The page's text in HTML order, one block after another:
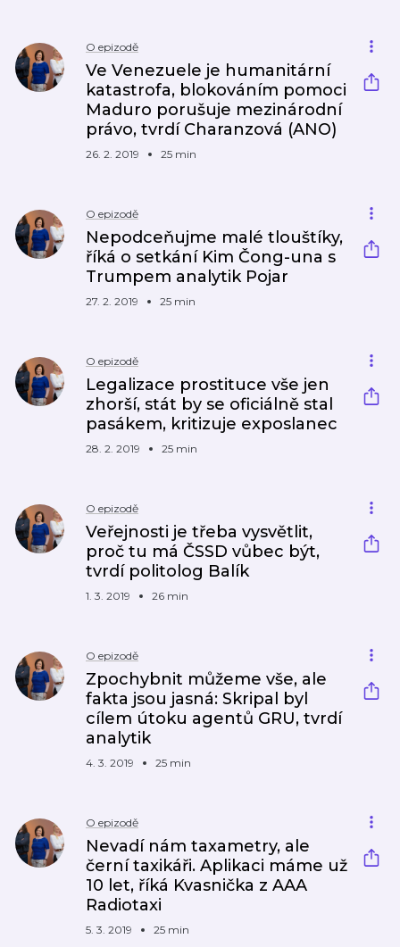
O epizodě
Ve Venezuele je humanitární
katastrofa, blokováním pomoci
Maduro porušuje mezinárodní
právo, tvrdí Charanzová (ANO)
26. 2. 2019 25 min
O epizodě
Nepodceňujme malé tlouštíky,
říká o setkání Kim Čong-una s
Trumpem analytik Pojar
27. 2. 2019 25 min
O epizodě
Legalizace prostituce vše jen
zhorší, stát by se oficiálně stal
pasákem, kritizuje exposlanec
28. 2. 2019 25 min
O epizodě
Veřejnosti je třeba vysvětlit,
proč tu má ČSSD vůbec být,
tvrdí politolog Balík
1. 3. 2019 26 min
O epizodě
Zpochybnit můžeme vše, ale
fakta jsou jasná: Skripal byl
cílem útoku agentů GRU, tvrdí
analytik
4. 3. 2019 25 min
O epizodě
Nevadí nám taxametry, ale
černí taxikáři. Aplikaci máme už
10 let, říká Kvasnička z AAA
Radiotaxi
5. 3. 2019 25 min